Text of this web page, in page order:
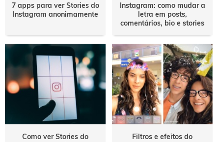
7 apps para ver Stories do
Instagram anonimamente
Instagram: como mudar a
letra em posts,
comentários, bio e stories
Como ver Stories do
Filtros e efeitos do